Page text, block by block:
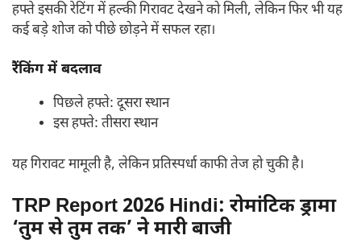
हफ्ते इसकी रेटिंग में हल्की गिरावट देखने को मिली, लेकिन फिर भी यह
कई बड़े शोज को पीछे छोड़ने में सफल रहा।
रैंकिंग में बदलाव
पिछले हफ्ते: दूसरा स्थान
इस हफ्ते: तीसरा स्थान
यह गिरावट मामूली है, लेकिन प्रतिस्पर्धा काफी तेज हो चुकी है।
TRP Report 2026 Hindi: रोमांटिक ड्रामा
‘तुम से तुम तक’ ने मारी बाजी